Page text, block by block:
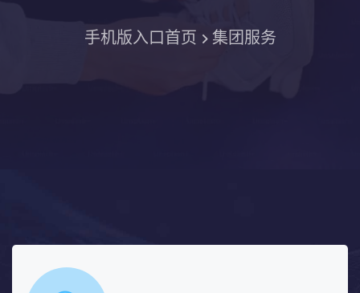
手机版入口首页 集团服务